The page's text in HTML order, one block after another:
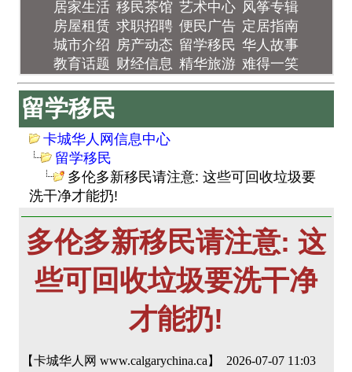
居家生活 移民茶馆 艺术中心 风筝专辑
房屋租赁 求职招聘 便民广告 定居指南
城市介绍 房产动态 留学移民 华人故事
教育话题 财经信息 精华旅游 难得一笑
留学移民
卡城华人网信息中心
留学移民
多伦多新移民请注意: 这些可回收垃圾要
洗干净才能扔!
多伦多新移民请注意: 这
些可回收垃圾要洗干净
才能扔!
【卡城华人网 www.calgarychina.ca】 2026-07-07 11:03